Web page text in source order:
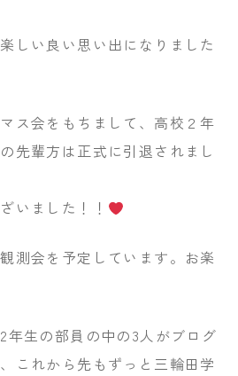
しい良い思い出になりました
ス会をもちまして、高校２年
先輩方は正式に引退されまし
いました！！
測会を予定しています。お楽
年生の部員の中の3人がブログ
これから先もずっと三輪田学